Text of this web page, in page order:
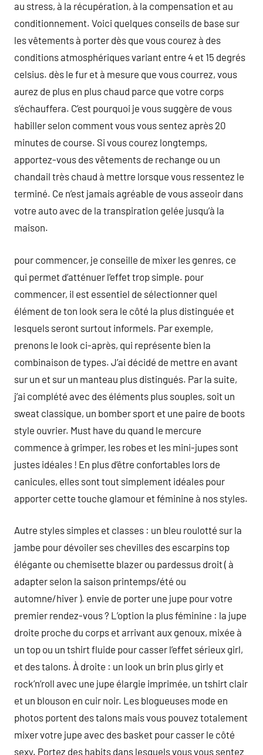
au stress, à la récupération, à la compensation et au
conditionnement. Voici quelques conseils de base sur
les vêtements à porter dès que vous courez à des
conditions atmosphériques variant entre 4 et 15 degrés
celsius. dès le fur et à mesure que vous courrez, vous
aurez de plus en plus chaud parce que votre corps
s’échauffera. C’est pourquoi je vous suggère de vous
habiller selon comment vous vous sentez après 20
minutes de course. Si vous courez longtemps,
apportez-vous des vêtements de rechange ou un
chandail très chaud à mettre lorsque vous ressentez le
terminé. Ce n’est jamais agréable de vous asseoir dans
votre auto avec de la transpiration gelée jusqu’à la
maison.
pour commencer, je conseille de mixer les genres, ce
qui permet d’atténuer l’effet trop simple. pour
commencer, il est essentiel de sélectionner quel
élément de ton look sera le côté la plus distinguée et
lesquels seront surtout informels. Par exemple,
prenons le look ci-après, qui représente bien la
combinaison de types. J’ai décidé de mettre en avant
sur un et sur un manteau plus distingués. Par la suite,
j’ai complété avec des éléments plus souples, soit un
sweat classique, un bomber sport et une paire de boots
style ouvrier. Must have du quand le mercure
commence à grimper, les robes et les mini-jupes sont
justes idéales ! En plus d’être confortables lors de
canicules, elles sont tout simplement idéales pour
apporter cette touche glamour et féminine à nos styles.
Autre styles simples et classes : un bleu roulotté sur la
jambe pour dévoiler ses chevilles des escarpins top
élégante ou chemisette blazer ou pardessus droit ( à
adapter selon la saison printemps/été ou
automne/hiver ). envie de porter une jupe pour votre
premier rendez-vous ? L’option la plus féminine : la jupe
droite proche du corps et arrivant aux genoux, mixée à
un top ou un tshirt fluide pour casser l’effet sérieux girl,
et des talons. À droite : un look un brin plus girly et
rock’n’roll avec une jupe élargie imprimée, un tshirt clair
et un blouson en cuir noir. Les blogueuses mode en
photos portent des talons mais vous pouvez totalement
mixer votre jupe avec des basket pour casser le côté
sexy. Portez des habits dans lesquels vous vous sentez